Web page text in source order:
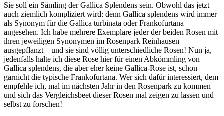
Sie soll ein Sämling der Gallica Splendens sein. Obwohl das jetzt
auch ziemlich kompliziert wird: denn Gallica splendens wird immer
als Synonym für die Gallica turbinata oder Frankofurtana
angesehen. Ich habe mehrere Exemplare jeder der beiden Rosen mit
ihren jeweiligen Synonymen im Rosenpark Reinhausen
ausgepflanzt – und sie sind völlig unterschiedliche Rosen! Nun ja,
jedenfalls halte ich diese Rose hier für einen Abkömmling von
Gallica splendens, die aber eher keine Gallica-Rose ist, schon
garnicht die typische Frankofurtana. Wer sich dafür interessiert, dem
empfehle ich, mal im nächsten Jahr in den Rosenpark zu kommen
und sich das Vergleichsbeet dieser Rosen mal zeigen zu lassen und
selbst zu forschen!